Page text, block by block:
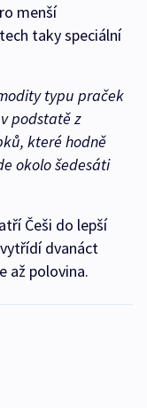
menší
taky speciální
typu praček
podstatě z
které hodně
okolo šedesáti
Češi do lepší
dvanáct
až polovina.